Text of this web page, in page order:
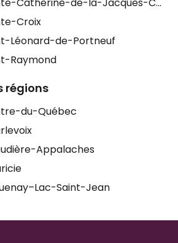
qui accompagnent un parent
les différences entre les
évaluer les niveaux de
services offerts dans les
de Portneuf
et des connaissances que peu
peut faire une réelle
la qualité de vie de votre
propre tranquillité d'esprit.
Croix
Léonard-de-Portneuf
Raymond
régions
du-Québec
Appalaches
Saint-Jean